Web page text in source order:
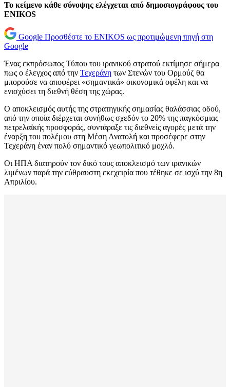
Το κείμενο κάθε σύνοψης ελέγχεται από δημοσιογράφους του
ENIKOS
Google Προσθέστε το ENIKOS ως προτιμώμενη πηγή στη
Google
Ένας εκπρόσωπος Τύπου του ιρανικού στρατού εκτίμησε σήμερα
πως ο έλεγχος από την Τεχεράνη των Στενών του Ορμούζ θα
μπορούσε να αποφέρει «σημαντικά» οικονομικά οφέλη και να
ενισχύσει τη διεθνή θέση της χώρας.
Ο αποκλεισμός αυτής της στρατηγικής σημασίας θαλάσσιας οδού,
από την οποία διέρχεται συνήθως σχεδόν το 20% της παγκόσμιας
πετρελαϊκής προσφοράς, συντάραξε τις διεθνείς αγορές μετά την
έναρξη του πολέμου στη Μέση Ανατολή και προσέφερε στην
Τεχεράνη έναν πολύ σημαντικό γεωπολιτικό μοχλό.
Οι ΗΠΑ διατηρούν τον δικό τους αποκλεισμό των ιρανικών
λιμένων παρά την εύθραυστη εκεχειρία που τέθηκε σε ισχύ την 8η
Απριλίου.